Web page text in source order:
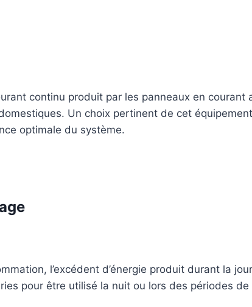
continu produit par les panneaux en courant
Un choix pertinent de cet
optimale du système.
l’excédent d’énergie produit durant la
pour être utilisé la nuit ou lors des périodes de